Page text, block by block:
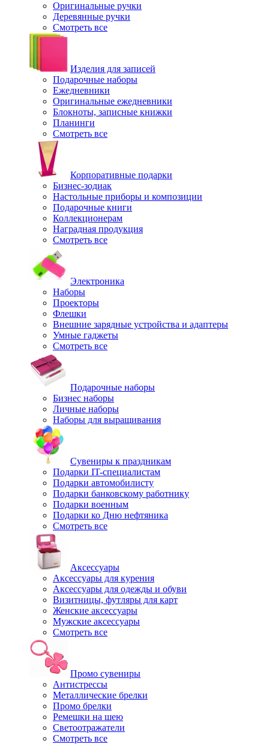
Оригинальные ручки
Деревянные ручки
Смотреть все
Изделия для записей
Подарочные наборы
Ежедневники
Оригинальные ежедневники
Блокноты, записные книжки
Планинги
Смотреть все
Корпоративные подарки
Бизнес-зодиак
Настольные приборы и композиции
Подарочные книги
Коллекционерам
Наградная продукция
Смотреть все
Электроника
Наборы
Проекторы
Флешки
Внешние зарядные устройства и адаптеры
Умные гаджеты
Смотреть все
Подарочные наборы
Бизнес наборы
Личные наборы
Наборы для выращивания
Сувениры к праздникам
Подарки IT-специалистам
Подарки автомобилисту
Подарки банковскому работнику
Подарки военным
Подарки ко Дню нефтяника
Смотреть все
Аксессуары
Аксессуары для курения
Аксессуары для одежды и обуви
Визитницы, футляры для карт
Женские аксессуары
Мужские аксессуары
Смотреть все
Промо сувениры
Антистрессы
Металлические брелки
Промо брелки
Ремешки на шею
Светоотражатели
Смотреть все